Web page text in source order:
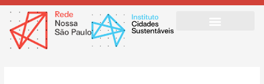
Ir
para
conteúdo